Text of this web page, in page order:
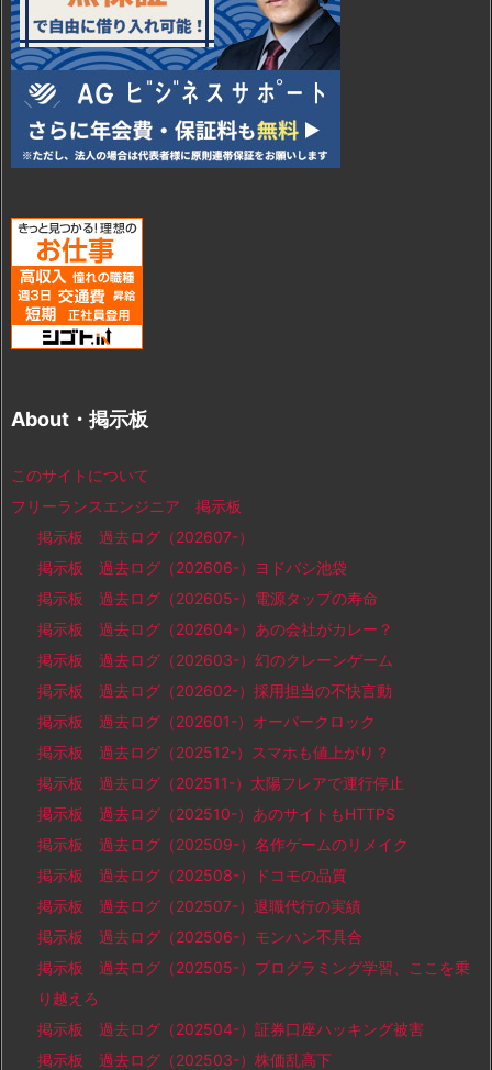
About・掲示板
このサイトについて
フリーランスエンジニア 掲示板
掲示板 過去ログ（202607-）
掲示板 過去ログ（202606-）ヨドバシ池袋
掲示板 過去ログ（202605-）電源タップの寿命
掲示板 過去ログ（202604-）あの会社がカレー？
掲示板 過去ログ（202603-）幻のクレーンゲーム
掲示板 過去ログ（202602-）採用担当の不快言動
掲示板 過去ログ（202601-）オーバークロック
掲示板 過去ログ（202512-）スマホも値上がり？
掲示板 過去ログ（202511-）太陽フレアで運行停止
掲示板 過去ログ（202510-）あのサイトもHTTPS
掲示板 過去ログ（202509-）名作ゲームのリメイク
掲示板 過去ログ（202508-）ドコモの品質
掲示板 過去ログ（202507-）退職代行の実績
掲示板 過去ログ（202506-）モンハン不具合
掲示板 過去ログ（202505-）プログラミング学習、ここを乗
り越えろ
掲示板 過去ログ（202504-）証券口座ハッキング被害
掲示板 過去ログ（202503-）株価乱高下